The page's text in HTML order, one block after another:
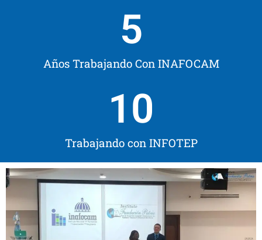
Años Trabajando Con INAFOCAM
5
Trabajando con INFOTEP
10